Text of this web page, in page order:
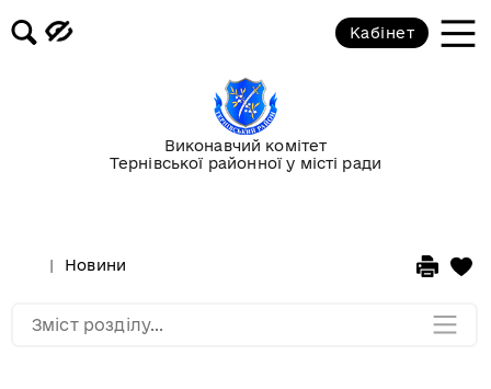
Виконавчий комітет
Тернівської районної у місті ради
Кабінет
Новини
Зміст розділу...
Публічні закупівлі